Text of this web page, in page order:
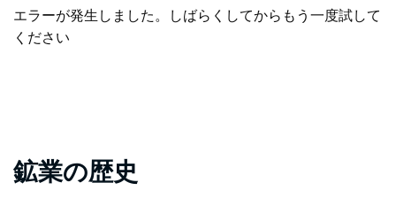
エラーが発生しました。しばらくしてからもう一度試して
ください
鉱業の歴史